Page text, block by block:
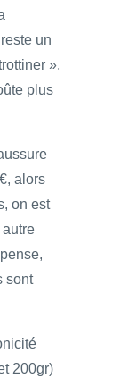
un
»,
plus
alors
on est
autre
sont
200gr)